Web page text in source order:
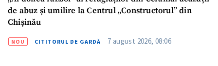
de abuz și umilire la Centrul „Constructorul” din
Chișinău
NOU CITITORUL DE GARDĂ 7 august 2026, 08:06